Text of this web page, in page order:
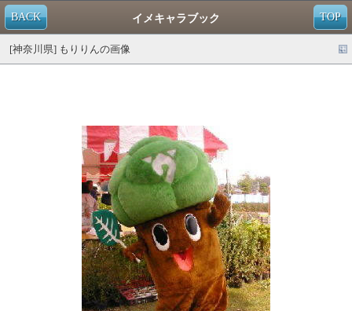
TOP
BACK イメキャラブック
[神奈川県] もりりんの画像